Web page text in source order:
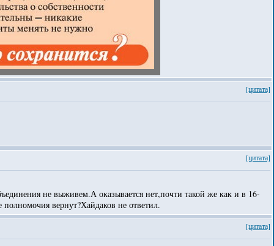
[цитата]
[цитата]
не выживем.А оказывается нет,почти такой же как и в 16-
вернут?Хайдаков не ответил.
[цитата]